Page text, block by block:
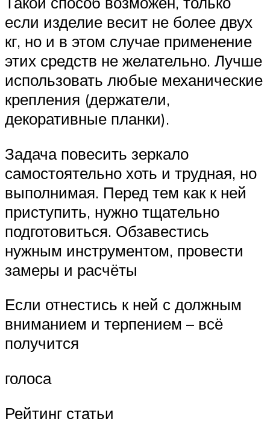
если изделие весит не более двух
кг, но и в этом случае применение
этих средств не желательно. Лучше
использовать любые механические
крепления (держатели,
декоративные планки).
Задача повесить зеркало
самостоятельно хоть и трудная, но
выполнимая. Перед тем как к ней
приступить, нужно тщательно
подготовиться. Обзавестись
нужным инструментом, провести
замеры и расчёты
Если отнестись к ней с должным
вниманием и терпением – всё
получится
голоса
Рейтинг статьи